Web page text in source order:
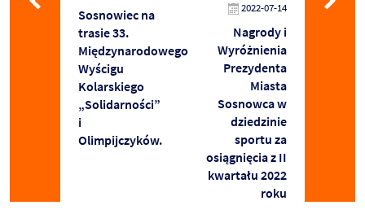
Sosnowiec na
trasie 33.
Międzynarodowego
Wyścigu
Kolarskiego
„Solidarności”
i
Olimpijczyków.
2022-07-14
Nagrody i
Wyróżnienia
Prezydenta
Miasta
Sosnowca w
dziedzinie
sportu za
osiągnięcia z II
kwartału 2022
roku